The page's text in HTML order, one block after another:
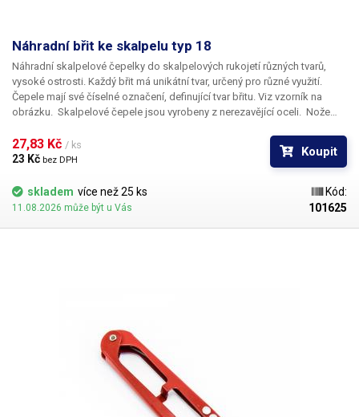
Náhradní břit ke skalpelu typ 18
Náhradní skalpelové čepelky do skalpelových rukojetí různých tvarů,
vysoké ostrosti. Každý břit má unikátní tvar, určený pro různé využití.
Čepele mají své číselné označení, definující tvar břitu. Viz vzorník na
obrázku. Skalpelové čepele jsou vyrobeny z nerezavějící oceli. Nože
27,83 Kč / ks
23 Kč bez DPH
Koupit
skladem více než 25 ks
11.08.2026 může být u Vás
Kód:
101625